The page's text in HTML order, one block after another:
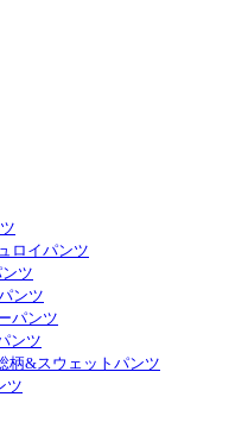
ロイパンツ
ツ
ンツ
パンツ
ンツ
柄&スウェットパンツ
ツ